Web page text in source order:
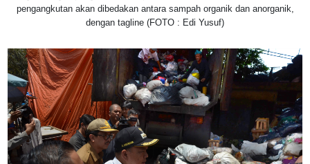
pengangkutan akan dibedakan antara sampah organik dan anorganik,
dengan tagline (FOTO : Edi Yusuf)